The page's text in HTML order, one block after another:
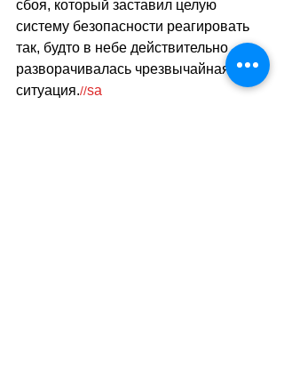
сбоя, который заставил целую
систему безопасности реагировать
так, будто в небе действительно
разворачивалась чрезвычайная
ситуация.//sa